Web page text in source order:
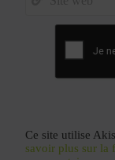
Ce site utilise
savoir plus sur la